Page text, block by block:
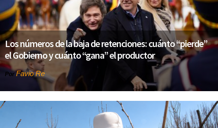
Los números de la baja de retenciones: cuánto “pierde”
el Gobierno y cuánto “gana” el productor
Por Favio Re